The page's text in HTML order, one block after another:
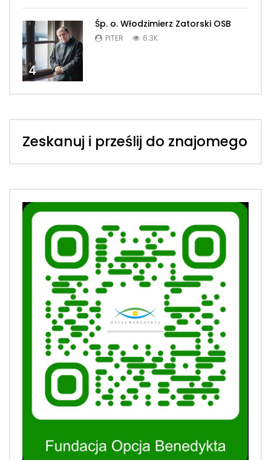
4
Śp. o. Włodzimierz Zatorski OSB
PITER 6.3K
Zeskanuj i prześlij do znajomego